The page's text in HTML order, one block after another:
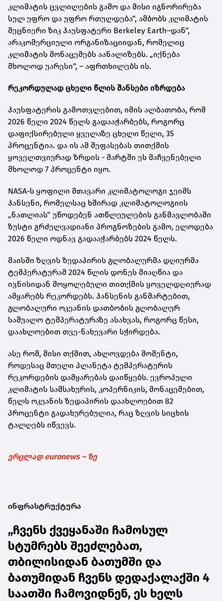
კლიმატის ცვლილების გამო და მისი იგნორირება
სულ უფრო და უფრო რთულდება“, ამბობს კლიმატის
მეცნიერი ზიკ ჰაუსფატერი Berkeley Earth–დან“,
არაკომერციული ორგანიზაციიდან, რომელიც
კლიმატის მონაცემებს აანალიზებს. „იქნება
მხოლოდ უარესი“, – აფრთხილებს ის.
რეკორდულად ცხელი წლის შანსები იზრდება
ჰაუსფატერის გამოთვლებით, იმის ალბათობა, რომ
2026 წელი 2024 წელს გადააჭარბებს, როგორც
დაფიქსირებული ყველაზე ცხელი წელი, 35
პროცენტია. და ის ამ შეფასებას თითქმის
ყოველთვიურად ზრდის - მარტში ეს მაჩვენებელი
მხოლოდ 7 პროცენტი იყო.
NASA-ს ყოფილი მთავარი კლიმატოლოგი ჯეიმს
ჰანსენი, რომელსაც ხშირად კლიმატოლოგიის
„ნათლიას“ უწოდებენ ათწლეულების განმავლობაში
ზუსტი გრძელვადიანი პროგნოზების გამო, ელოდება
2026 წელი ოდნავ გადააჭარბებს 2024 წელს.
მაისში ზღვის ზედაპირის გლობალურმა დღიურმა
ტემპერატურამ 2024 წლის დონეს მიაღწია და
ივნისიდან მოყოლებული თითქმის ყოველდღიურად
ამყარებს რეკორდებს. ჰანსენის განმარტებით,
გლობალური ოკეანის დათბობის გლობალურ
საშუალო ტემპერატურაზე ასახვას, როგორც წესი,
დაახლოებით თვე-ნახევარი სჭირდება.
ასე რომ, მისი თქმით, ახლოვდება მომენტი,
როდესაც მთელი პლანეტა ტემპერატურის
რეკორდების დამყარებას დაიწყებს. ევროპული
კლიმატის სამსახურის, კოპერნიკის, მონაცემებით,
წელს ოკეანის ზედაპირის დაახლოებით 82
პროცენტი გადახურებულია, რაც ზღვის სიცხის
ტალღებს იწვევს.
ვრცლად euronews – ზე
ინფრასტრუქტურა
„ჩვენს ქვეყანაში ჩამოსულ
სტუმრებს შეეძლებათ,
თბილისიდან ბათუმში და
ბათუმიდან ჩვენს დედაქალაქში 4
საათში ჩამოვიდნენ, ეს ხელს